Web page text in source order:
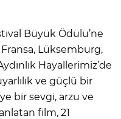
Büyük Ödülü’ne
Lüksemburg,
Hayallerimiz’de
ve güçlü bir
bir sevgi, arzu ve
film, 21